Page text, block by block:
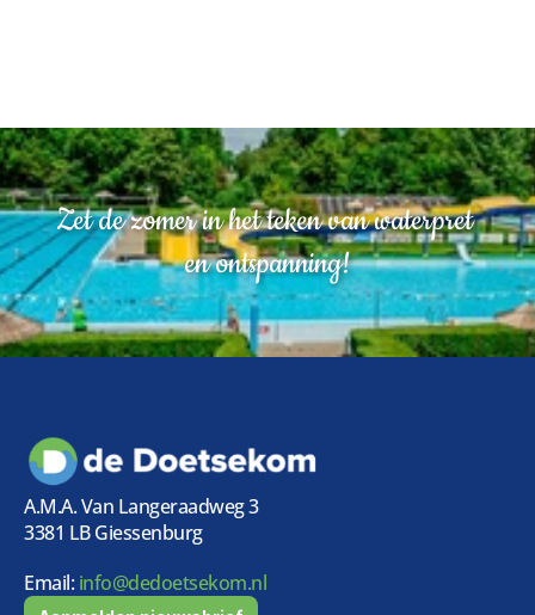
Zet de zomer in het teken van waterpret
en ontspanning!
A.M.A. Van Langeraadweg 3
3381 LB Giessenburg
Email: info@dedoetsekom.nl